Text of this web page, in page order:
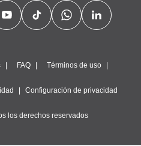
FAQ Términos de uso
Configuración de privacidad
los derechos reservados